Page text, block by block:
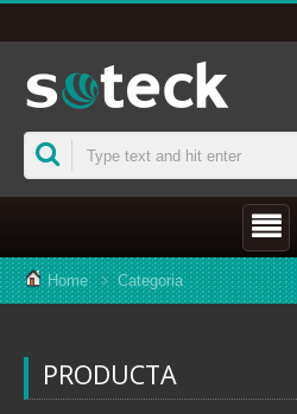
Home Categoria
PRODUCTA